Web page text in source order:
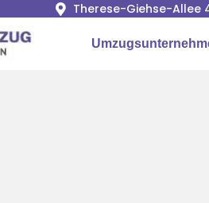
Therese-Giehse-Allee